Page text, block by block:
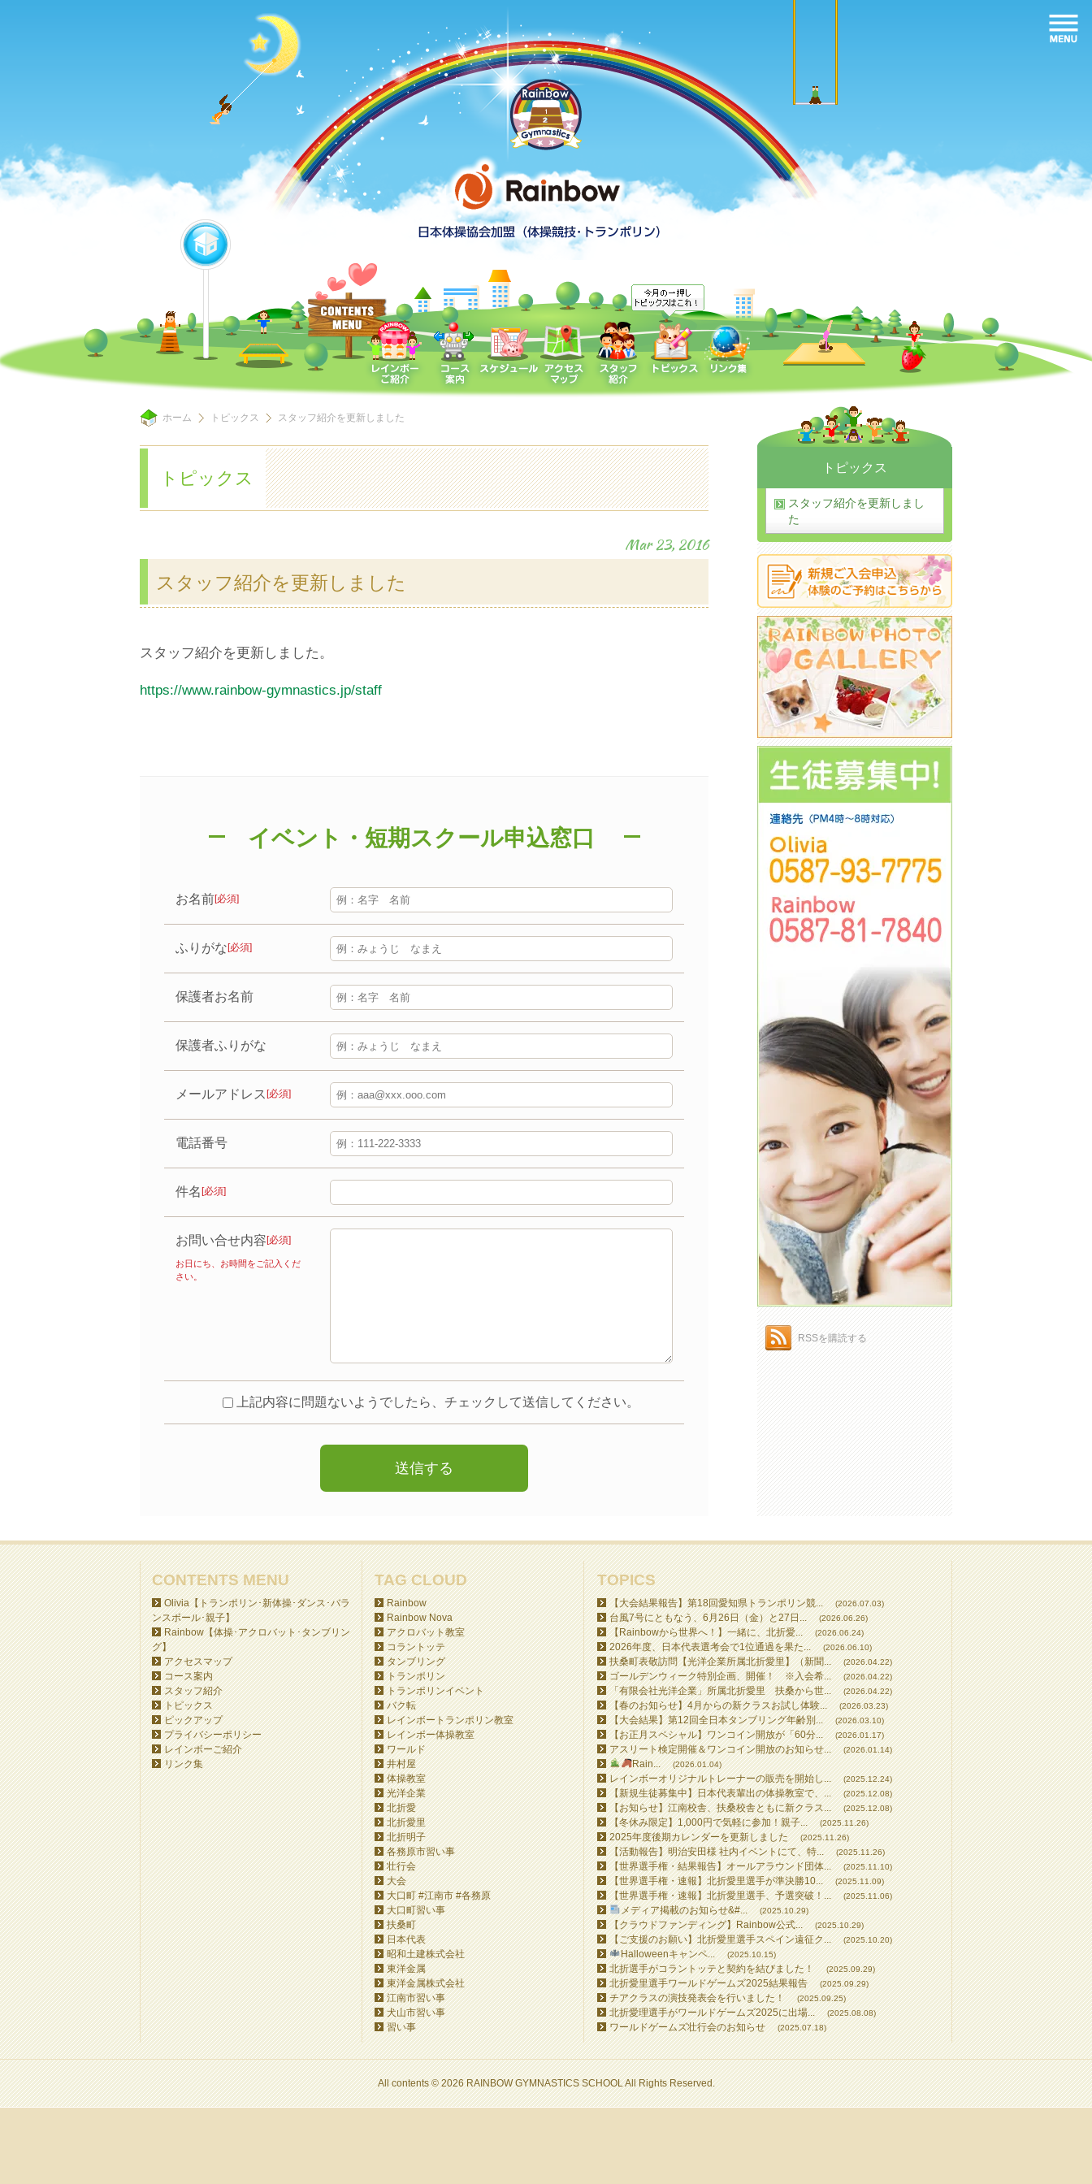
ホーム トピックス スタッフ紹介を更新しました
トピックス
Mar 23, 2016
スタッフ紹介を更新しました
スタッフ紹介を更新しました。
https://www.rainbow-gymnastics.jp/staff
イベント・短期スクール申込窓口
お名前[必須]
ふりがな [必須]
保護者お名前
保護者ふりがな
メールアドレス [必須]
電話番号
件名 [必須]
お問い合せ内容 [必須]
お日にち、お時間をご記入くだ
さい。
上記内容に問題ないようでしたら、チェックして送信してください。
トピックス
スタッフ紹介を更新しまし
た
RSSを購読する
CONTENTS MENU
Olivia【トランポリン･新体操･ダンス･バラ
ンスボール･親子】
Rainbow【体操･アクロバット･タンブリン
グ】
アクセスマップ
コース案内
スタッフ紹介
トピックス
ピックアップ
プライバシーポリシー
レインボーご紹介
リンク集
TAG CLOUD
Rainbow
Rainbow Nova
アクロバット教室
コラントッテ
タンブリング
トランポリン
トランポリンイベント
バク転
レインボートランポリン教室
レインボー体操教室
ワールド
井村屋
体操教室
光洋企業
北折愛
北折愛里
北折明子
各務原市習い事
壮行会
大会
大口町 #江南市 #各務原
大口町習い事
扶桑町
日本代表
昭和土建株式会社
東洋金属
東洋金属株式会社
江南市習い事
犬山市習い事
習い事
TOPICS
【大会結果報告】第18回愛知県トランポリン競... (2026.07.03)
台風7号にともなう、6月26日（金）と27日... (2026.06.26)
【Rainbowから世界へ！】一緒に、北折愛... (2026.06.24)
2026年度、日本代表選考会で1位通過を果た... (2026.06.10)
扶桑町表敬訪問【光洋企業所属北折愛里】（新聞... (2026.04.22)
ゴールデンウィーク特別企画、開催！ ※入会希... (2026.04.22)
「有限会社光洋企業」所属北折愛里 扶桑から世... (2026.04.22)
【春のお知らせ】4月からの新クラスお試し体験... (2026.03.23)
【大会結果】第12回全日本タンブリング年齢別... (2026.03.10)
【お正月スペシャル】ワンコイン開放が「60分... (2026.01.17)
アスリート検定開催＆ワンコイン開放のお知らせ... (2026.01.14)
Rain... (2026.01.04)
レインボーオリジナルトレーナーの販売を開始し... (2025.12.24)
【新規生徒募集中】日本代表輩出の体操教室で、... (2025.12.08)
【お知らせ】江南校舎、扶桑校舎ともに新クラス... (2025.12.08)
【冬休み限定】1,000円で気軽に参加！親子... (2025.11.26)
2025年度後期カレンダーを更新しました (2025.11.26)
【活動報告】明治安田様 社内イベントにて、特... (2025.11.26)
【世界選手権・結果報告】オールアラウンド団体... (2025.11.10)
【世界選手権・速報】北折愛里選手が準決勝10... (2025.11.09)
【世界選手権・速報】北折愛里選手、予選突破！... (2025.11.06)
メディア掲載のお知らせ&#... (2025.10.29)
【クラウドファンディング】Rainbow公式... (2025.10.29)
【ご支援のお願い】北折愛里選手スペイン遠征ク... (2025.10.20)
Halloweenキャンペ... (2025.10.15)
北折選手がコラントッテと契約を結びました！ (2025.09.29)
北折愛里選手ワールドゲームズ2025結果報告 (2025.09.29)
チアクラスの演技発表会を行いました！ (2025.09.25)
北折愛理選手がワールドゲームズ2025に出場... (2025.08.08)
ワールドゲームズ壮行会のお知らせ (2025.07.18)
All contents © 2026 RAINBOW GYMNASTICS SCHOOL All Rights Reserved.